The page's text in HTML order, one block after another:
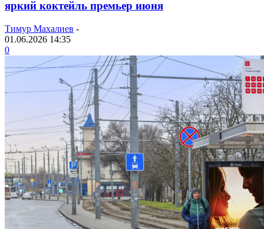
яркий коктейль премьер июня
Тимур Махалиев -
01.06.2026 14:35
0